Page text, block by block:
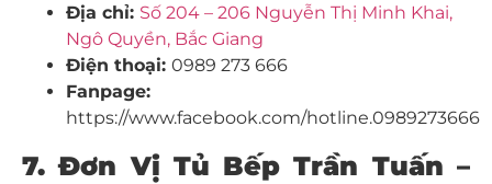
Địa chỉ: Số 204 – 206 Nguyễn Thị Minh Khai,
Ngô Quyền, Bắc Giang
Điện thoại: 0989 273 666
Fanpage:
https://www.facebook.com/hotline.0989273666
7. Đơn Vị Tủ Bếp Trần Tuấn –